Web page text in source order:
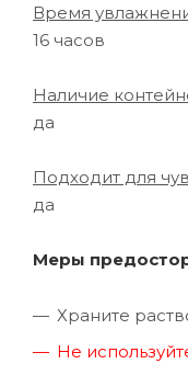
Время
16 часов
Наличие
да
Подходит для
да
Меры
Храните
Не